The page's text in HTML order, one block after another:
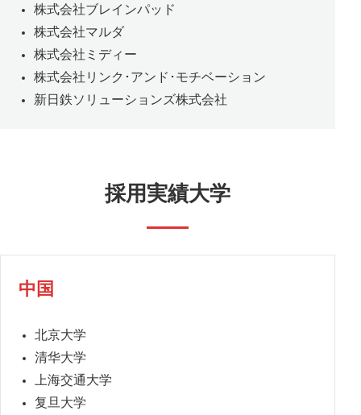
株式会社ブレインパッド
株式会社マルダ
株式会社ミディー
株式会社リンク･アンド･モチベーション
新日鉄ソリューションズ株式会社
採用実績大学
中国
北京大学
清华大学
上海交通大学
复旦大学